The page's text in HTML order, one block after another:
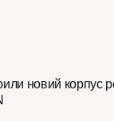
новий корпус